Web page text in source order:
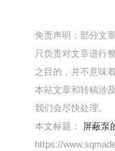
免责声明：部分文
只负责对文章进行
之目的，并不意味
本站文章和转稿涉
我们会尽快处理。
本文标题： 屏蔽泵
https://